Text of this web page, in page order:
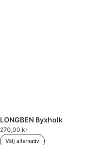
LONGBEN Byxholk
270,00 kr
Välj alternativ